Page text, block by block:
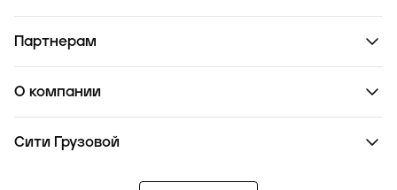
Партнерам
О компании
Сити Грузовой